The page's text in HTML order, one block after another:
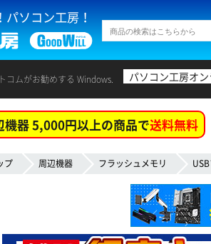
パソコン工房！
コムがお勧めする Windows. パソコン工房オ
機器 5,000円以上の商品で送料無料
プ 周辺機器 フラッシュメモリ